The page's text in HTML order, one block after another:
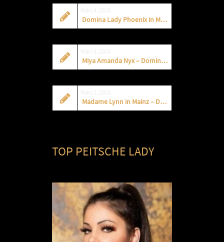
Domina Lady Phoenix in München – neue Termine
Miya Amanda Nyx – Domina in Berlin – Fetisch Institut
Madame Lynn in Mainz – Domina und Klinik
TOP PEITSCHE LADY